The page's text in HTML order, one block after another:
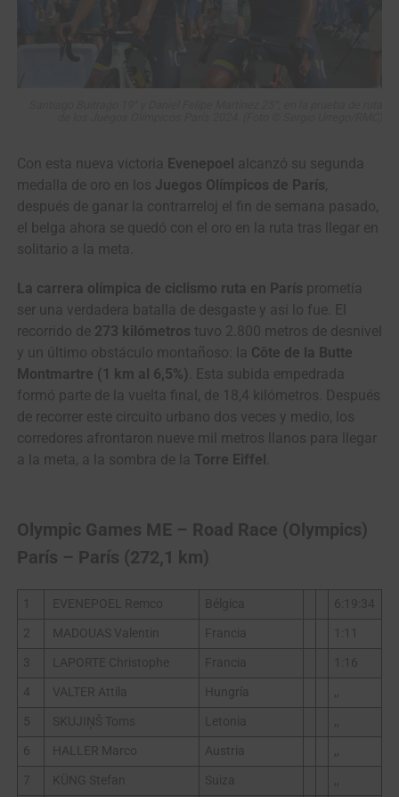
Con esta nueva victoria Evenepoel alcanzó su segunda
medalla de oro en los Juegos Olímpicos de París,
después de ganar la contrarreloj el fin de semana pasado,
el belga ahora se quedó con el oro en la ruta tras llegar en
solitario a la meta.
La carrera olímpica de ciclismo ruta en París prometía
ser una verdadera batalla de desgaste y así lo fue. El
recorrido de 273 kilómetros tuvo 2.800 metros de desnivel
y un último obstáculo montañoso: la Côte de la Butte
Montmartre (1 km al 6,5%) . Esta subida empedrada
formó parte de la vuelta final, de 18,4 kilómetros. Después
de recorrer este circuito urbano dos veces y medio, los
corredores afrontaron nueve mil metros llanos para llegar
a la meta, a la sombra de la Torre Eiffel
Olympic Games ME – Road Race (Olympics)
París – París (272,1 km)
2
MADOUAS Valentin Francia
1:11
4
VALTER Attila Hungría
,,
6
HALLER Marco Austria
,,